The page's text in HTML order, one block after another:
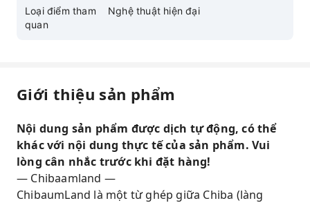
Loại điểm tham
quan
Nghệ thuật hiện đại
Giới thiệu sản phẩm
Nội dung sản phẩm được dịch tự động, có thể
khác với nội dung thực tế của sản phẩm. Vui
lòng cân nhắc trước khi đặt hàng!
— Chibaamland —
ChibaumLand là một từ ghép giữa Chiba (làng